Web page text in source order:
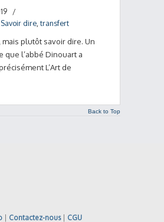
/
Savoir dire transfert
mais plutôt savoir dire. Un
que l’abbé Dinouart a
L’Art de
Back to Top
Contactez-nous| CGU